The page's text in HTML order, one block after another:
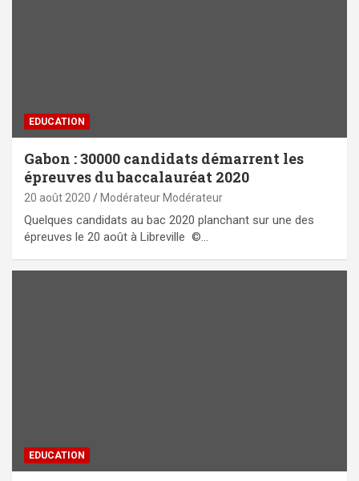
EDUCATION
Gabon : 30000 candidats démarrent les
épreuves du baccalauréat 2020
20 août 2020 Modérateur Modérateur
Quelques candidats au bac 2020 planchant sur une des
épreuves le 20 août à Libreville ©…
EDUCATION